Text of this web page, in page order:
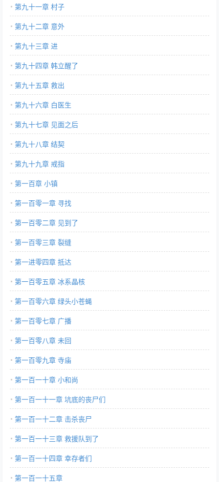
第九十一章 村子
第九十二章 意外
第九十三章 进
第九十四章 韩立醒了
第九十五章 救出
第九十六章 白医生
第九十七章 见面之后
第九十八章 结契
第九十九章 戒指
第一百章 小镇
第一百零一章 寻找
第一百零二章 见到了
第一百零三章 裂缝
第一进零四章 抵达
第一百零五章 冰系晶核
第一百零六章 绿头小苍蝇
第一百零七章 广播
第一百零八章 未回
第一百零九章 寺庙
第一百一十章 小和尚
第一百一十一章 坑底的丧尸们
第一百一十二章 击杀丧尸
第一百一十三章 救援队到了
第一百一十四章 幸存者们
第一百一十五章